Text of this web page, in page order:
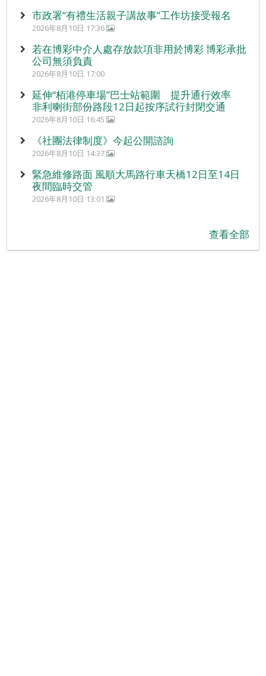
市政署“有禮生活親子講故事”工作坊接受報名
2026年8月10日 17:36
若在博彩中介人處存放款項非用於博彩 博彩承批
公司無須負責
2026年8月10日 17:00
延伸“栢港停車場”巴士站範圍 提升通行效率
非利喇街部份路段12日起按序試行封閉交通
2026年8月10日 16:45
《社團法律制度》今起公開諮詢
2026年8月10日 14:37
緊急維修路面 風順大馬路行車天橋12日至14日
夜間臨時交管
2026年8月10日 13:01
查看全部